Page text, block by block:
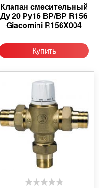
Клапан смесительный
Ду 20 Ру16 ВР/ВР R156
Giacomini R156X004
Купить